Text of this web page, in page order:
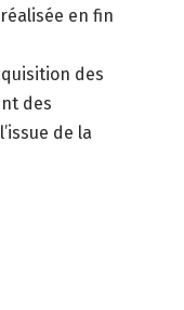
en fin
des
des
de la